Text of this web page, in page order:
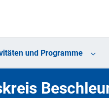
und Programme